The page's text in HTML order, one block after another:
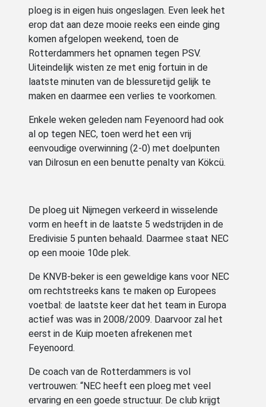
ploeg is in eigen huis ongeslagen. Even leek het
erop dat aan deze mooie reeks een einde ging
komen afgelopen weekend, toen de
Rotterdammers het opnamen tegen PSV.
Uiteindelijk wisten ze met enig fortuin in de
laatste minuten van de blessuretijd gelijk te
maken en daarmee een verlies te voorkomen.
Enkele weken geleden nam Feyenoord had ook
al op tegen NEC, toen werd het een vrij
eenvoudige overwinning (2-0) met doelpunten
van Dilrosun en een benutte penalty van Kökcü.
De ploeg uit Nijmegen verkeerd in wisselende
vorm en heeft in de laatste 5 wedstrijden in de
Eredivisie 5 punten behaald. Daarmee staat NEC
op een mooie 10de plek.
De KNVB-beker is een geweldige kans voor NEC
om rechtstreeks kans te maken op Europees
voetbal: de laatste keer dat het team in Europa
actief was was in 2008/2009. Daarvoor zal het
eerst in de Kuip moeten afrekenen met
Feyenoord.
De coach van de Rotterdammers is vol
vertrouwen: “NEC heeft een ploeg met veel
ervaring en een goede structuur. De club krijgt